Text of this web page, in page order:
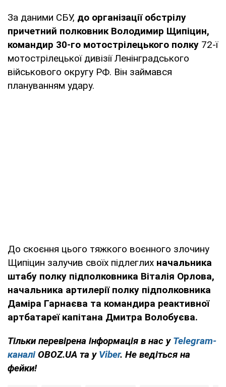
За даними СБУ, до організації обстрілу
причетний полковник Володимир Щипіцин,
командир 30-го мотострілецького полку 72-ї
мотострілецької дивізії Ленінградського
військового округу РФ. Він займався
плануванням удару.
До скоєння цього тяжкого воєнного злочину
Щипіцин залучив своїх підлеглих начальника
штабу полку підполковника Віталія Орлова,
начальника артилерії полку підполковника
Даміра Гарнаєва та командира реактивної
артбатареї капітана Дмитра Волобуєва.
Тільки перевірена інформація в нас у Telegram-
каналі OBOZ.UA та у Viber. Не ведіться на
фейки!